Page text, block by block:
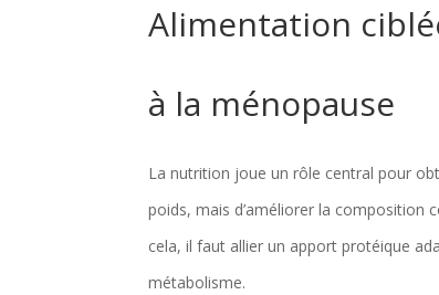
Alimentation
à la ménopause
La nutrition joue un rôle central pour
poids, mais d’améliorer la composition
cela, il faut allier un apport protéique
métabolisme.